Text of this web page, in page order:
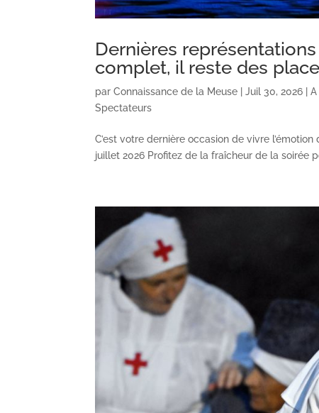
Dernières
complet, il reste des
parConnaissance de la Meuse |Juil 30, 2026 |
Spectateurs
C’est votre dernière occasion de vivre
juillet 2026 Profitez de la fraîcheur de la soirée